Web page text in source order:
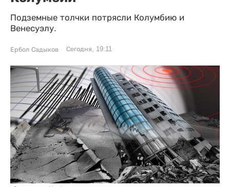
Подземные толчки потрясли Колумбию и
Венесуэлу.
Ербол Садыков Сегодня, 19:11